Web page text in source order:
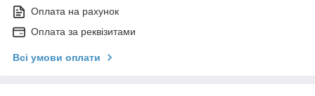
Оплата на рахунок
Оплата за реквізитами
Всі умови оплати